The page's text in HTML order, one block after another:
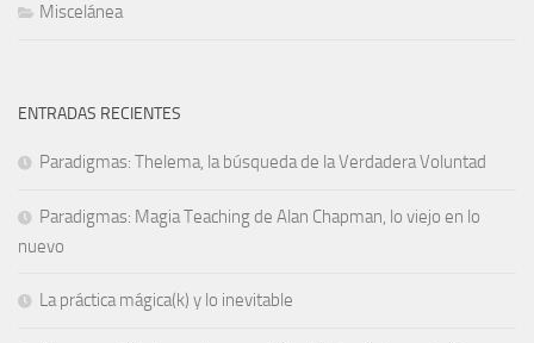
Miscelánea
ENTRADAS RECIENTES
Paradigmas: Thelema, la búsqueda de la Verdadera Voluntad
Paradigmas: Magia Teaching de Alan Chapman, lo viejo en lo
nuevo
La práctica mágica(k) y lo inevitable